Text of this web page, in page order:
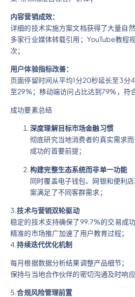
内容营销成效：
详细的技术实施方案文档获得了大量自
多家行业媒体转载引用；YouTube教程
次；
用户体验指标改善：
页面停留时间从平均1分20秒延长至3
至29%；移动端访问占比达到79%，符
成功要素总结
深度理解目标市场金融习惯
彻底研究当地消费者的真实需求
成功的首要前提；
构建完整生态系统而非单一功能
同时覆盖电子钱包、网银和便利
案满足了不同客群需求；
3.技术与营销双轮驱动
稳定的技术支持确保了99.7%的交易成功
精准的市场推广加速了用户教育过程；
4.持续迭代优化机制
每月根据数据分析结果调整产品细节；
保持与当地合作伙伴的密切沟通及时响应
5.合规风险管理前置